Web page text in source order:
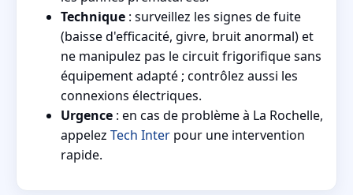
Technique : surveillez les signes de fuite
(baisse d'efficacité, givre, bruit anormal) et
ne manipulez pas le circuit frigorifique sans
équipement adapté ; contrôlez aussi les
connexions électriques.
Urgence : en cas de problème à La Rochelle,
appelez Tech Inter pour une intervention
rapide.